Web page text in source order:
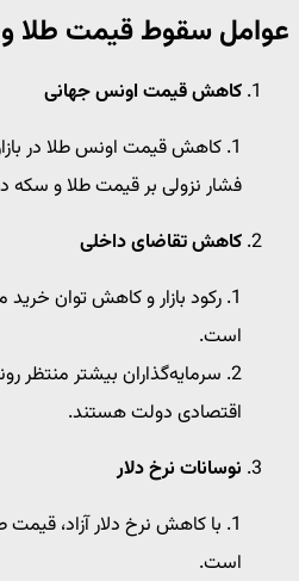
عوامل سقوط قیمت طلا
کاهش قیمت اونس جهانی
فشار نزولی بر قیمت طلا و سکه
کاهش تقاضای داخلی
رکود بازار و کاهش توان
است.
سرمایه‌گذاران بیشتر منتظر
اقتصادی دولت هستند.
نوسانات نرخ دلار
با کاهش نرخ دلار آزاد،
است.